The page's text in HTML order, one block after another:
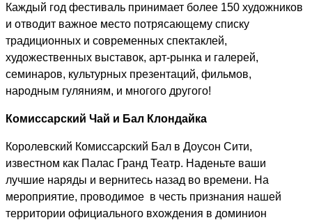
Каждый год фестиваль принимает более 150 художников
и отводит важное место потрясающему списку
традиционных и современных спектаклей,
художественных выставок, арт-рынка и галерей,
семинаров, культурных презентаций, фильмов,
народным гуляниям, и многого другого!
Комиссарский Чай и Бал Клондайка
Королевский Комиссарский Бал в Доусон Сити,
известном как Палас Гранд Театр. Наденьте ваши
лучшие наряды и вернитесь назад во времени. На
мероприятие, проводимое в честь признания нашей
территории официального вхождения в доминион